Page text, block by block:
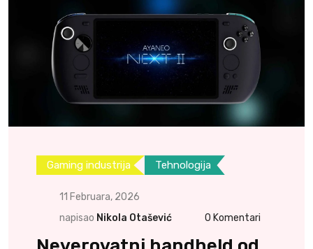
Gaming industrija Tehnologija
11 Februara, 2026
napisao Nikola Otašević 0 Komentari